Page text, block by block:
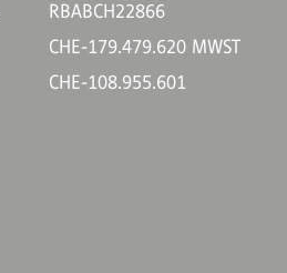
RBABCH22866
CHE-179.479.620 MWST
CHE-108.955.601